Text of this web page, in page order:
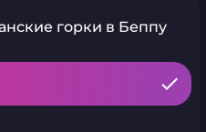
горки в Беппу